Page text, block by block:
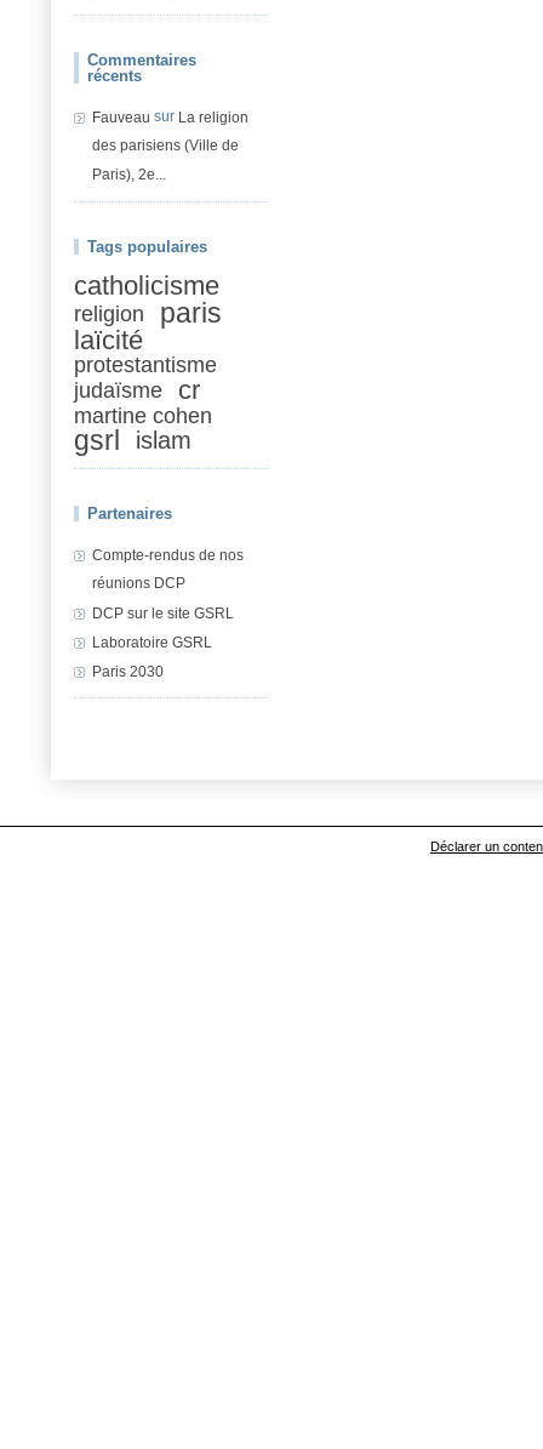
Commentaires
récents
Fauveau sur La religion
des parisiens (Ville de
Paris), 2e...
Tags populaires
catholicisme
religion paris
laïcité
protestantisme
judaïsme
cr
martine cohen
gsrl islam
Partenaires
Compte-rendus de nos
réunions DCP
DCP sur le site GSRL
Laboratoire GSRL
Paris 2030
Déclarer un